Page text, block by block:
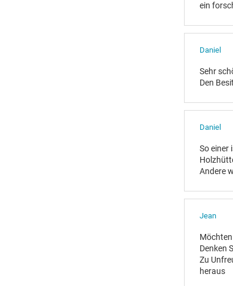
ein
Daniel
Sehr
Den
Daniel
So einer
Andere
Jean
Denken
Zu
heraus